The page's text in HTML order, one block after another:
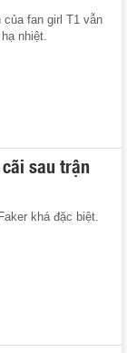
của fan girl T1 vẫn
nhiệt.
sau trận
khá đặc biệt.